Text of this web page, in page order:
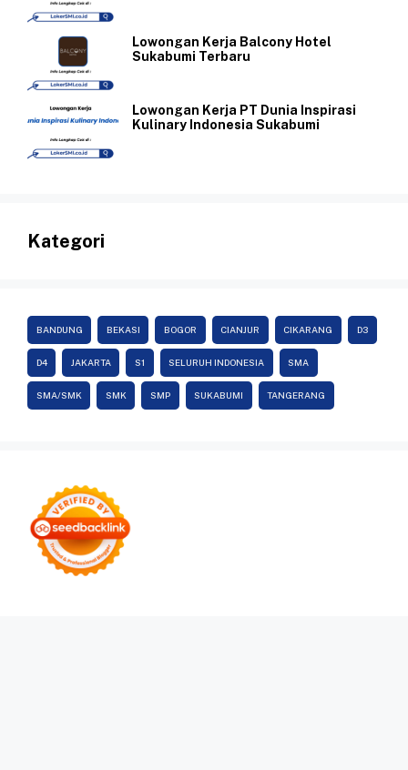
Lowongan Kerja Balcony Hotel
Sukabumi Terbaru
Lowongan Kerja PT Dunia Inspirasi
Kulinary Indonesia Sukabumi
Kategori
BANDUNG BEKASI BOGOR CIANJUR CIKARANG D3
D4 JAKARTA S1 SELURUH INDONESIA SMA
SMA/SMK SMK SMP SUKABUMI TANGERANG